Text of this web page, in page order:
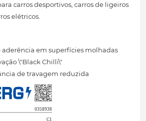
carros desportivos, carros de ligeiros
elétricos.
aderência em superfícies molhadas
\"Black Chilli\"
de travagem reduzida